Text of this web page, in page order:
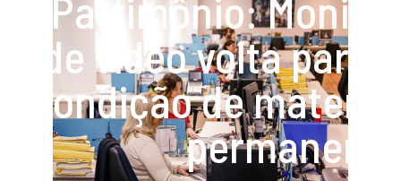
Patrimônio: Monitor
de vídeo volta para a
condição de material
permanente